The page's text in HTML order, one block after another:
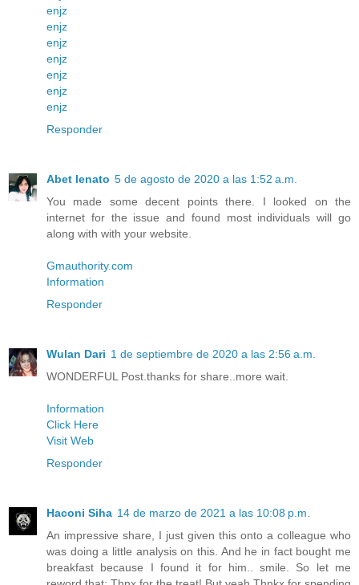
enjz
enjz
enjz
enjz
enjz
enjz
enjz
Responder
Abet lenato 5 de agosto de 2020 a las 1:52 a.m.
You made some decent points there. I looked on the
internet for the issue and found most individuals will go
along with with your website.
Gmauthority.com
Information
Responder
Wulan Dari 1 de septiembre de 2020 a las 2:56 a.m.
WONDERFUL Post.thanks for share..more wait.
Information
Click Here
Visit Web
Responder
Haconi Siha 14 de marzo de 2021 a las 10:08 p.m.
An impressive share, I just given this onto a colleague who
was doing a little analysis on this. And he in fact bought me
breakfast because I found it for him.. smile. So let me